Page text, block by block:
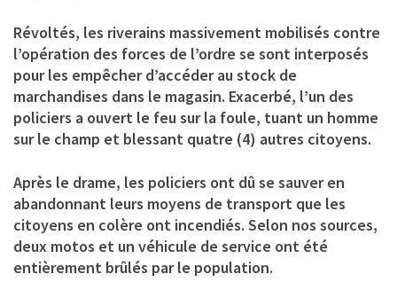
Révoltés, les riverains massivement mobilisés contre
l’opération des forces de l’ordre se sont interposés
pour les empêcher d’accéder au stock de
marchandises dans le magasin. Exacerbé, l’un des
policiers a ouvert le feu sur la foule, tuant un homme
sur le champ et blessant quatre (4) autres citoyens.
Après le drame, les policiers ont dû se sauver en
abandonnant leurs moyens de transport que les
citoyens en colère ont incendiés. Selon nos sources,
deux motos et un véhicule de service ont été
entièrement brûlés par le population.